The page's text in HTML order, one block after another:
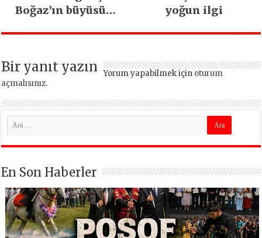
Boğaz’ın büyüsüne
yoğun ilgi
Bir yanıt yazın Yorum yapabilmek için oturum
açmalısınız.
En Son Haberler